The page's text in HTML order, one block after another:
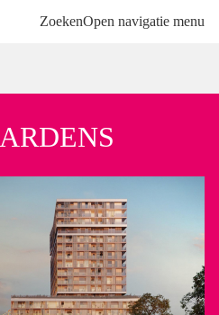
ZoekenOpen navigatie menu